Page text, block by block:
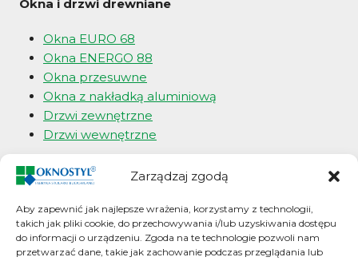
Zarządzaj zgodą
Aby zapewnić jak najlepsze wrażenia, korzystamy z technologii,
takich jak pliki cookie, do przechowywania i/lub uzyskiwania dostępu
do informacji o urządzeniu. Zgoda na te technologie pozwoli nam
przetwarzać dane, takie jak zachowanie podczas przeglądania lub
Okna i drzwi drewniane
Okna EURO 68
Okna ENERGO 88
Okna przesuwne
Okna z nakładką aluminiową
Drzwi zewnętrzne
Drzwi wewnętrzne
Okna i drzwi angielskie
Okna typu SASH
Okna typu BIFOLD
Okna typu CASEMENT